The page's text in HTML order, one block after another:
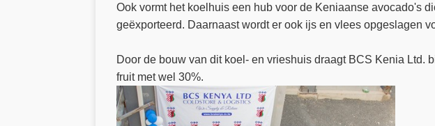
Ook vormt het koelhuis een hub voor de Keniaanse avocado's
geëxporteerd. Daarnaast wordt er ook ijs en vlees opgeslagen
Door de bouw van dit koel- en vrieshuis draagt BCS Kenia
fruit met wel 30%.